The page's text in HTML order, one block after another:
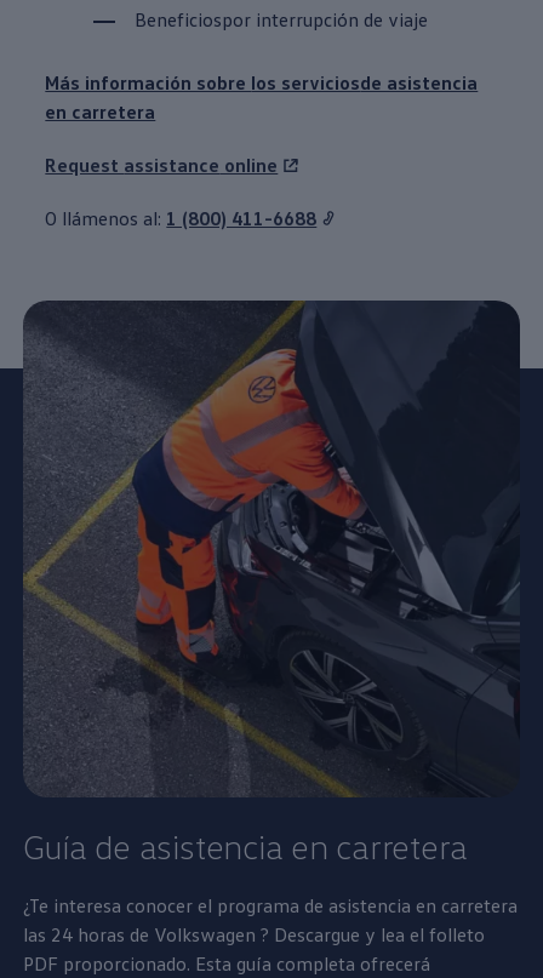
Beneficiospor interrupción de viaje
Más información sobre los serviciosde asistencia
en carretera
Request assistance online
O llámenos al: 1 (800) 411-6688
Guía de asistencia en carretera
¿Te interesa conocer el programa de asistencia en carretera
las 24 horas de Volkswagen ? Descargue y lea el folleto
PDF proporcionado. Esta guía completa ofrecerá